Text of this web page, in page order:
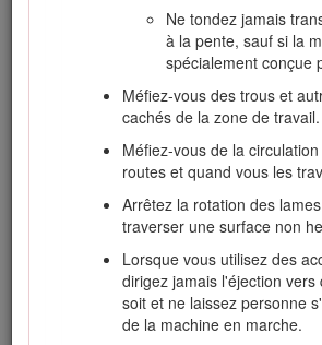
Ne tondez jamais
à la pente, sauf si la
spécialement conçue
Méfiez-vous des trous et
cachés de la zone de travail.
Méfiez-vous de la
routes et quand vous les
Arrêtez la rotation des
traverser une surface non
Lorsque vous utilisez des
dirigez jamais l'éjection vers
soit et ne laissez personne
de la machine en marche.
Tous les utilisateurs et les
tenus de suivre une formation
professionnelle et pratique. Le
de la machine doit assurer la
utilisateurs. Cette formation
la nécessité de consacrer
à la conduite lors de
machine autoportée.
Le propriétaire/l'utilisateur est
des dommages matériels ou
peut les prévenir.
Avant d'utiliser la machine